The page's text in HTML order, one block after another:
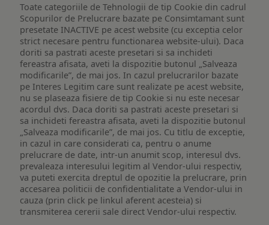
Toate categoriile de Tehnologii de tip Cookie din cadrul
Scopurilor de Prelucrare bazate pe Consimtamant sunt
presetate INACTIVE pe acest website (cu exceptia celor
strict necesare pentru functionarea website-ului). Daca
doriti sa pastrati aceste presetari si sa inchideti
fereastra afisata, aveti la dispozitie butonul „Salveaza
modificarile”, de mai jos. In cazul prelucrarilor bazate
pe Interes Legitim care sunt realizate pe acest website,
nu se plaseaza fisiere de tip Cookie si nu este necesar
acordul dvs. Daca doriti sa pastrati aceste presetari si
sa inchideti fereastra afisata, aveti la dispozitie butonul
„Salveaza modificarile”, de mai jos. Cu titlu de exceptie,
in cazul in care considerati ca, pentru o anume
prelucrare de date, intr-un anumit scop, interesul dvs.
prevaleaza interesului legitim al Vendor-ului respectiv,
va puteti exercita dreptul de opozitie la prelucrare, prin
accesarea politicii de confidentialitate a Vendor-ului in
cauza (prin click pe linkul aferent acesteia) si
transmiterea cererii sale direct Vendor-ului respectiv.